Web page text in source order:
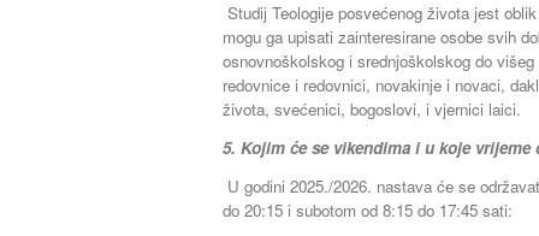
Studij Teologije posvećenog života jest
mogu ga upisati zainteresirane osobe svih
osnovnoškolskog i srednjoškolskog do
redovnice i redovnici, novakinje i novaci,
života, svećenici, bogoslovi, i vjernici laici.
5. Kojim će se vikendima i u koje vrijeme
U godini 2025./2026. nastava će se
do 20:15 i subotom od 8:15 do 17:45 sati: